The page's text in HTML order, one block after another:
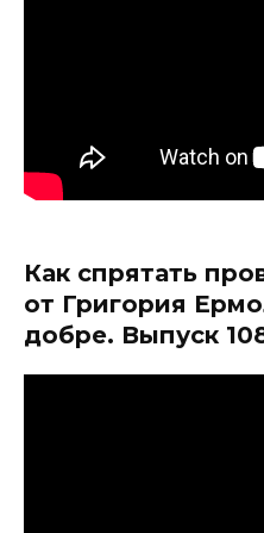
Как спрятать
от Григория
добре. Выпуск